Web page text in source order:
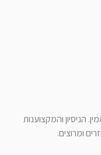
הניסיון והמקצוענות
ומרוצים.